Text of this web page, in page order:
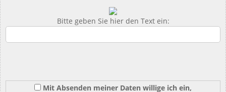
Bitte geben Sie hier den Text ein:
Mit Absenden meiner Daten willige ich ein,